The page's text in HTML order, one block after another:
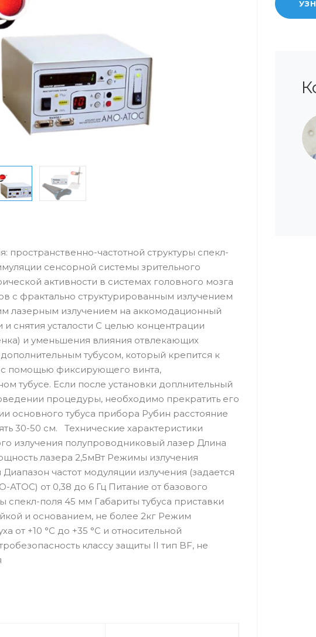
пространственно-частотной структуры спекл-
сенсорной системы зрительного
активности в системах головного мозга
с фрактально структурированным излучением
лазерным излучением на аккомодационный
снятия усталости С целью концентрации
и уменьшения влияния отвлекающих
тубусом, который крепится к
с помощью фиксирующего винта,
тубусе. Если после установки доплнительный
процедуры, необходимо прекратить его
основного тубуса прибора Рубин расстояние
30-50 см. Технические характеристики
излучения полупроводниковый лазер Длина
лазера 2,5мВт Режимы излучения
частот модуляции излучения (задается
АТОС) от 0,38 до 6 Гц Питание от базового
поля 45 мм Габариты тубуса приставки
и основанием, не более 2кг Режим
от +10 °С до +35 °С и относительной
классу защиты II тип BF, не